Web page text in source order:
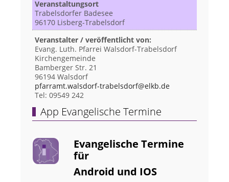
Veranstaltungsort
Trabelsdorfer Badesee
96170 Lisberg-Trabelsdorf
Veranstalter / veröffentlicht von:
Evang. Luth. Pfarrei Walsdorf-Trabelsdorf
Kirchengemeinde
Bamberger Str. 21
96194 Walsdorf
pfarramt.walsdorf-trabelsdorf@elkb.de
Tel: 09549 242
App Evangelische Termine
Evangelische Termine
für
Android und IOS